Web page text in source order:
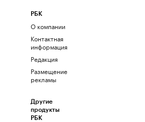
РБК
О компании
Контактная
информация
Редакция
Размещение
рекламы
Другие
продукты
РБК